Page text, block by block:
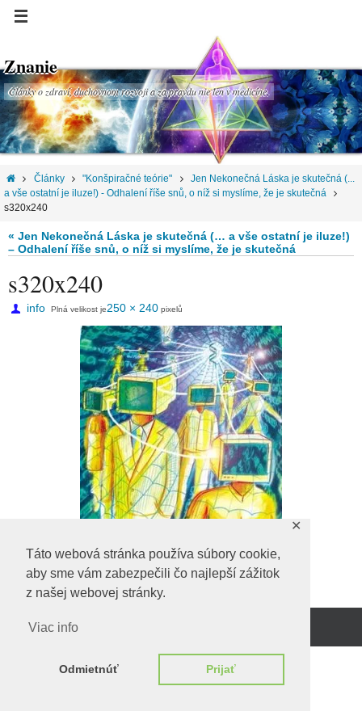
Táto webová stránka používa súbory cookie,
aby sme vám zabezpečili čo najlepší zážitok
z našej webovej stránky.
Viac info
Odmietnúť Prijať
✕
Znanie
Články o zdraví, duchovnom rozvoji a za pravdu nie len v medicíne.
Články "Konšpiračné teórie"
Jen Nekonečná Láska je skutečná (...
a vše ostatní je iluze!) - Odhalení říše snů, o níž si myslíme, že je skutečná
s320x240
« Jen Nekonečná Láska je skutečná (… a vše ostatní je iluze!)
– Odhalení říše snů, o níž si myslíme, že je skutečná
s320x240
info Plná velikost je250 × 240 pixelů
Predchadzajúci obrázok